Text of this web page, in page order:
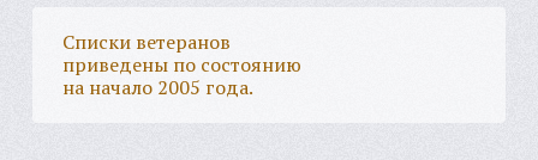
Списки ветеранов
приведены по состоянию
на начало 2005 года.